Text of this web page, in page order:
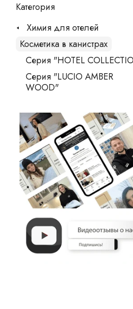
Категория
Химия для отелей
Косметика в канистрах
Серия "HOTEL
Серия "LUCIO AMBER
WOOD"